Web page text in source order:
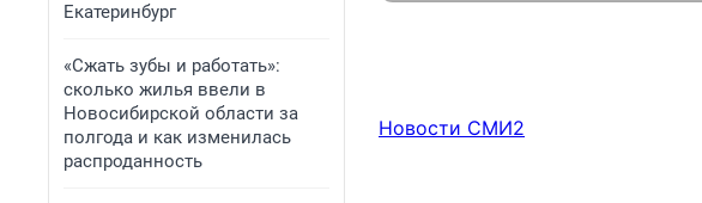
Екатеринбург
«Сжать зубы и работать»:
сколько жилья ввели в
Новосибирской области за
полгода и как изменилась
распроданность
Новости СМИ2